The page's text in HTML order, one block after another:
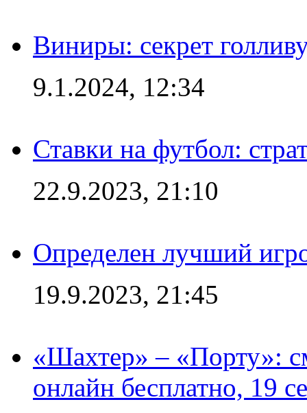
Виниры: секрет
9.1.2024, 12:34
Ставки на футбол:
22.9.2023, 21:10
Определен лучший
19.9.2023, 21:45
«Шахтер» – «Порту»:
онлайн бесплатно, 19